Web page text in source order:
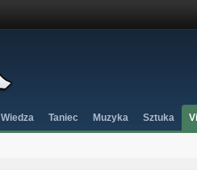
Wiedza Taniec Muzyka Sztuka